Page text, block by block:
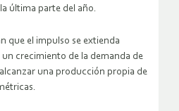
última parte del año.
que el impulso se extienda
crecimiento de la demanda de
una producción propia de